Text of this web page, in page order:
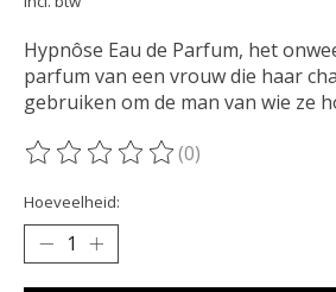
Hypnôse Eau de Parfum, het
parfum van een vrouw die haar
gebruiken om de man van wie ze
De beoordeling van dit product is
(0)
Hoeveelheid: